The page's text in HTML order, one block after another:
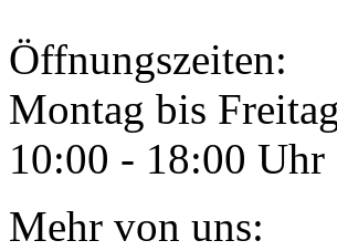
Öffnungszeiten:
Montag bis Freitag
10:00 - 18:00 Uhr
Mehr von uns: